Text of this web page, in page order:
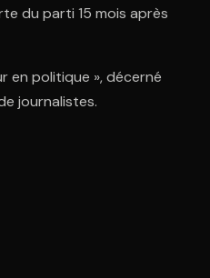
pointe sur le code. C'est gratuit à
du parti 15 mois après
en politique », décerné
journalistes.